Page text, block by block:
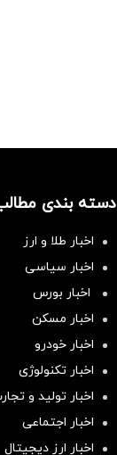
دسته بندی
اخبار طلا و ارز
اخبار سیاسی
اخبار بورس
اخبار مسکن
اخبار خودرو
اخبار تکنولوژی
اخبار تولید و
اخبار اجتماعی
اخبار ارز دیجیتال